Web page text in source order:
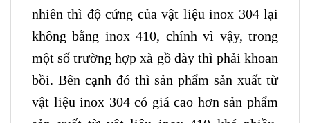
nhiên thì độ cứng của vật liệu inox 304 lại
không bằng inox 410, chính vì vậy, trong
một số trường hợp xà gồ dày thì phải khoan
bồi. Bên cạnh đó thì sản phẩm sản xuất từ
vật liệu inox 304 có giá cao hơn sản phẩm